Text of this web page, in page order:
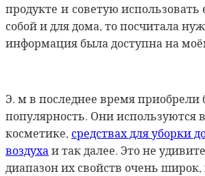
продукте и советую использовать
собой и для дома, то посчитала
информация была доступна на
Э. м в последнее время
популярность. Они используются
косметике, средствах для уборки
воздуха и так далее. Это не
диапазон их свойств очень